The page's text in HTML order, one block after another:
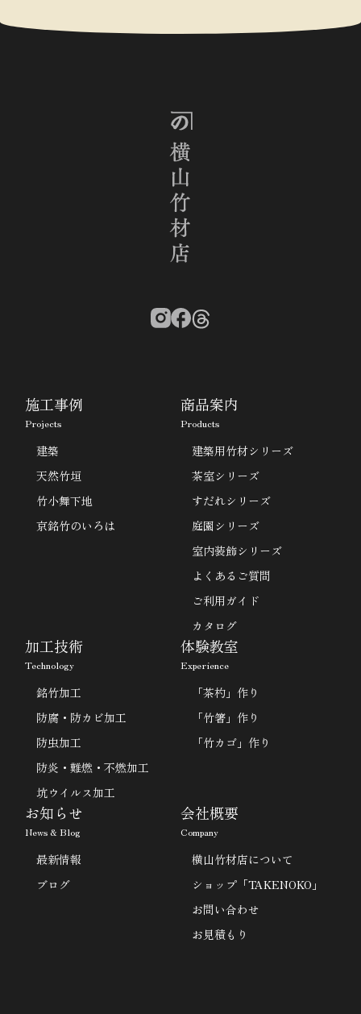
施工事例
Projects
建築
天然竹垣
竹小舞下地
京銘竹のいろは
商品案内
Products
建築用竹材シリーズ
茶室シリーズ
すだれシリーズ
庭園シリーズ
室内装飾シリーズ
よくあるご質問
ご利用ガイド
カタログ
加工技術
Technology
銘竹加工
防腐・防カビ加工
防虫加工
防炎・難燃・不燃加工
坑ウイルス加工
体験教室
Experience
「茶杓」作り
「竹箸」作り
「竹カゴ」作り
お知らせ
News & Blog
最新情報
ブログ
会社概要
Company
横山竹材店について
ショップ「TAKENOKO」
お問い合わせ
お見積もり